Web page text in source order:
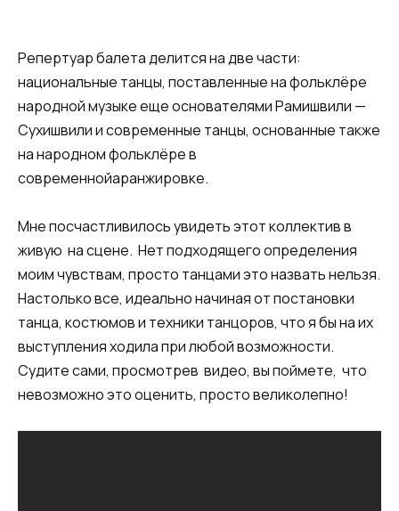
Репертуар балета делится на две части:
национальные танцы, поставленные на фольклёре
народной музыке еще основателями Рамишвили —
Сухишвили и современные танцы, основанные также
на народном фольклёре в
современнойаранжировке.
Мне посчастливилось увидеть этот коллектив в
живую на сцене. Нет подходящего определения
моим чувствам, просто танцами это назвать нельзя.
Настолько все, идеально начиная от постановки
танца, костюмов и техники танцоров, что я бы на их
выступления ходила при любой возможности.
Судите сами, просмотрев видео, вы поймете, что
невозможно это оценить, просто великолепно!